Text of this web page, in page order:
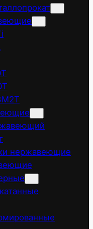
нержавеющие